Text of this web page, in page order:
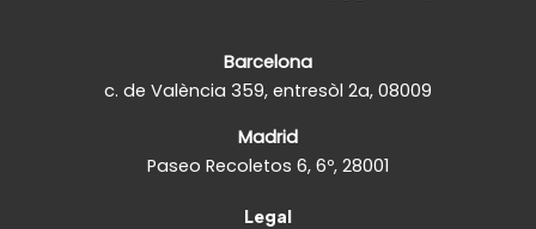
Barcelona
c. de València 359, entresòl 2a, 08009
Madrid
Paseo Recoletos 6, 6º, 28001
Legal